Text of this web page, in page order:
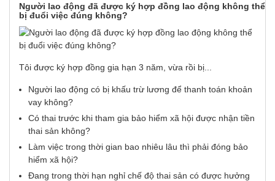
Người lao động đã được ký hợp đồng lao động không thể
bị đuổi việc đúng không?
Tôi được ký hợp đồng gia hạn 3 năm, vừa rồi bị...
Người lao động có bị khấu trừ lương để thanh toán khoản
vay không?
Có thai trước khi tham gia bảo hiểm xã hội được nhận tiền
thai sản không?
Làm việc trong thời gian bao nhiêu lâu thì phải đóng bảo
hiểm xã hội?
Đang trong thời hạn nghỉ chế độ thai sản có được hưởng